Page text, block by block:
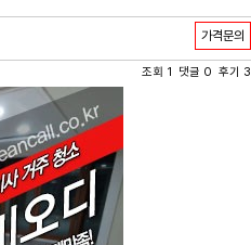
가격문의
조회 1 댓글 0 후기 3